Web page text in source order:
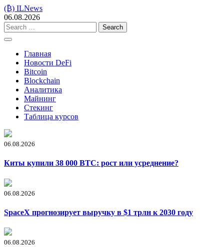
Skip
to
content
(₿) ILNews
06.08.2026
Search
for:
Главная
Новости DeFi
Bitcoin
Blockchain
Аналитика
Майнинг
Стекинг
Таблица курсов
06.08.2026
Киты купили 38 000 BTC: рост или усреднение?
06.08.2026
SpaceX прогнозирует выручку в $1 трлн к 2030 году
06.08.2026